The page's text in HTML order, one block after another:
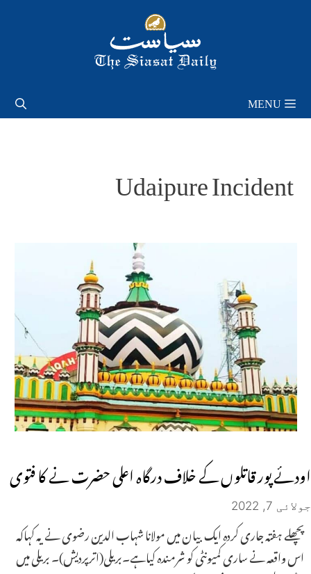
MENU
Udaipure Incident
اودئے پور قاتلوں کے خلاف درگاہ اعلی حضرت نے کا فتوی
جولائی 7, 2022
پچھلے ہفتہ جاری کردہ ایک بیان میں مولانا شہاب الدین رضوی نے یہ کہاکہ
اس واقعہ نے ساری کمیونٹی کو شرمندہ کیاہے۔بریلی(اترپردیش)۔ بریلی میں